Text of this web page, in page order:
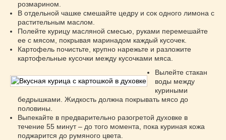
розмарином.
В отдельной чашке смешайте цедру и сок одного лимона с
растительным маслом.
Полейте курицу масляной смесью, руками перемешайте
ее с мясом, покрывая маринадом каждый кусочек.
Картофель почистьте, крупно нарежьте и разложите
картофельные кусочки между кусочками мяса.
Вылейте стакан
воды между
куриными
бедрышками. Жидкость должна покрывать мясо до
половины.
Выпекайте в предварительно разогретой духовке в
течение 55 минут – до того момента, пока куриная кожа
поджарится до румяного цвета.